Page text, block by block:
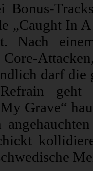
Bonus-
„Caught In
Nach
Core-
darf
Grave“